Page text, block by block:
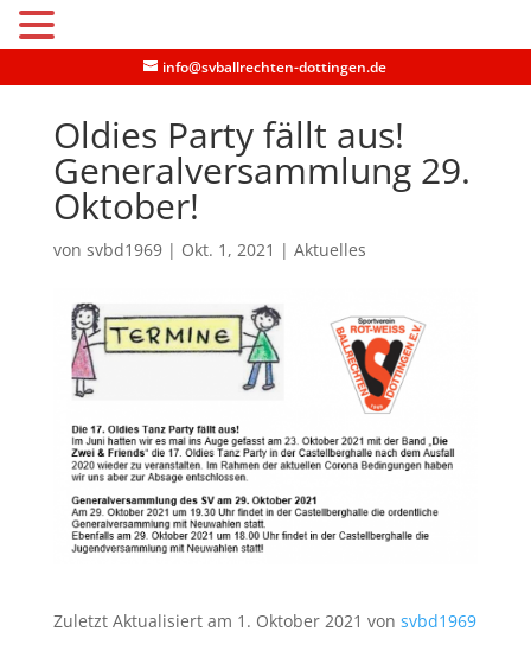
info@svballrechten-dottingen.de
Oldies Party fällt aus!
Generalversammlung 29.
Oktober!
von svbd1969| Okt. 1, 2021 | Aktuelles
Zuletzt Aktualisiert am 1. Oktober 2021 von svbd1969